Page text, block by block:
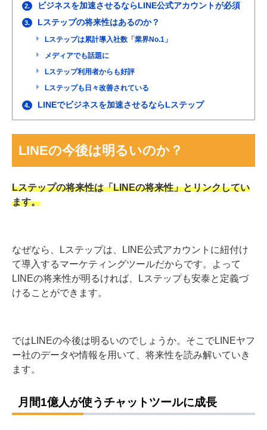
2. ビジネスを加速させるならLINE公式アカウントが必須
3. Lステップの将来性はあるのか？
Lステップは累計導入社数「業界No.1」
メディアでも話題に
Lステップ利用者からも好評
Lステップも日々改善されている
4. LINEでビジネスを加速させるならLステップ
LINEの今後は明るいのか？
Lステップの将来性は「LINEの将来性」とリンクしてい
ます。
なぜなら、Lステップは、LINE公式アカウントに紐付け
て導入するマーケティングツールだからです。よって
LINEの将来性が明るければ、Lステップも安泰と定義づ
けることができます。
ではLINEの今後は明るいのでしょうか。そこでLINEヤフ
ー社のデータや情報を用いて、将来性を読み解いていき
ます。
月間1億人が使うチャットツールに成長